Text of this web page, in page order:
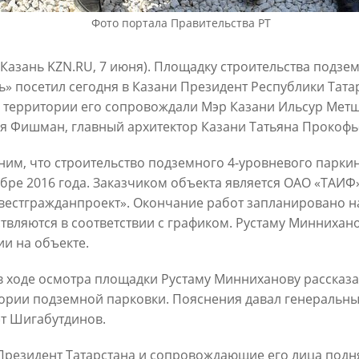
29/07/2026
отремонтируют в этом году
«Водоканала»
В Казани предпринимателям
предоставлять субсидии на
27/07/2026
Фото портала Правительства РТ
KZN.RU, 7 июня). Площадку строительства
посетил сегодня в Казани Президент Республики
территории его сопровождали Мэр Казани Ильсур
Фишман, главный архитектор Казани Татьяна
что строительство подземного 4-уровневого
2016 года. Заказчиком объекта является ОАО
Окончание работ запланировано
в соответствии с графиком. Рустаму
на объекте.
ходе осмотра площадки Рустаму Минниханову
подземной парковки. Пояснения давал
Шигабутдинов.
Татарстана и сопровождающие его лица